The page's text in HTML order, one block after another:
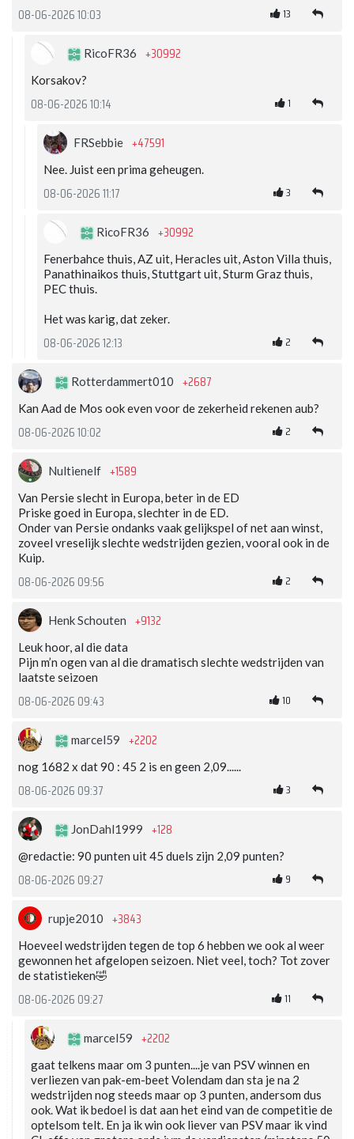
08-06-2026 10:03 13
RicoFR36 +30992
Korsakov?
08-06-2026 10:14 1
FRSebbie +47591
Nee. Juist een prima geheugen.
08-06-2026 11:17 3
RicoFR36 +30992
Fenerbahce thuis, AZ uit, Heracles uit, Aston Villa thuis,
Panathinaikos thuis, Stuttgart uit, Sturm Graz thuis,
PEC thuis.
Het was karig, dat zeker.
08-06-2026 12:13 2
Rotterdammert010 +2687
Kan Aad de Mos ook even voor de zekerheid rekenen aub?
08-06-2026 10:02 2
Nultienelf +1589
Van Persie slecht in Europa, beter in de ED
Priske goed in Europa, slechter in de ED.
Onder van Persie ondanks vaak gelijkspel of net aan winst,
zoveel vreselijk slechte wedstrijden gezien, vooral ook in de
Kuip.
08-06-2026 09:56 2
Henk Schouten +9132
Leuk hoor, al die data
Pijn m’n ogen van al die dramatisch slechte wedstrijden van
laatste seizoen
08-06-2026 09:43 10
marcel59 +2202
nog 1682 x dat 90 : 45 2 is en geen 2,09......
08-06-2026 09:37 3
JonDahl1999 +128
@redactie: 90 punten uit 45 duels zijn 2,09 punten?
08-06-2026 09:27 9
rupje2010 +3843
Hoeveel wedstrijden tegen de top 6 hebben we ook al weer
gewonnen het afgelopen seizoen. Niet veel, toch? Tot zover
de statistieken🤣
08-06-2026 09:27 11
marcel59 +2202
gaat telkens maar om 3 punten....je van PSV winnen en
verliezen van pak-em-beet Volendam dan sta je na 2
wedstrijden nog steeds maar op 3 punten, andersom dus
ook. Wat ik bedoel is dat aan het eind van de competitie de
optelsom telt. En ja ik win ook liever van PSV maar ik vind